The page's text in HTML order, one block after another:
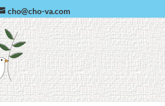
cho@cho-va.com